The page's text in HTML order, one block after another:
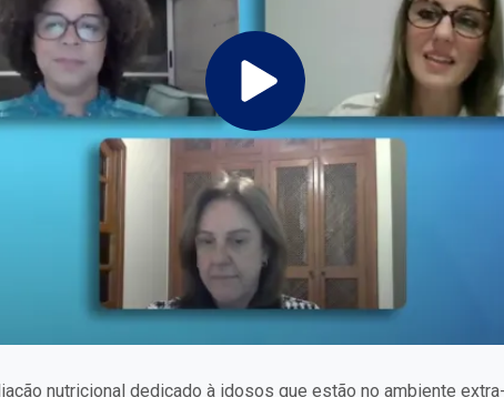
nutricional dedicado à idosos que estão no ambiente